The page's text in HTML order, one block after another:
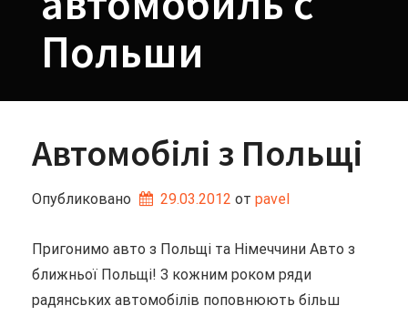
Польши
Автомобілі з Польщі
Опубликовано 29.03.2012 от pavel
Пригонимо авто з Польщі та Німеччини Авто з
ближньої Польщі! З кожним роком ряди
радянських автомобілів поповнюють більш